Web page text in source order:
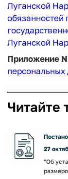
Луганской
Луганской
Приложение
персональных
Читайте
27
"Об